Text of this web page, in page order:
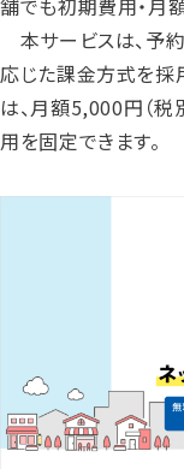
舗でも初期費用・月
本サービスは、予
応じた課金方式を採
は、月額5,000円（税
用を固定できます。